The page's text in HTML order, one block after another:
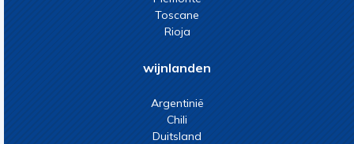
Toscane
Rioja
wijnlanden
Argentinië
Chili
Duitsland